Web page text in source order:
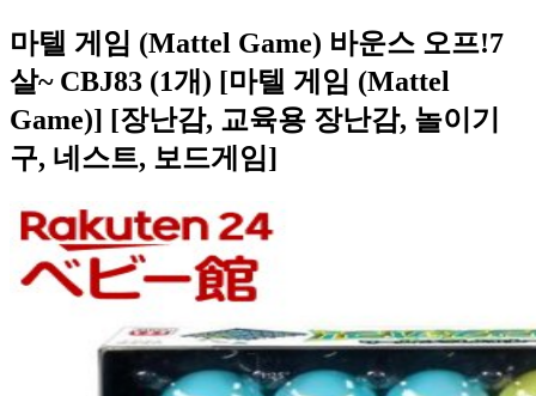
마텔 게임 (Mattel Game) 바운스 오프!7
살~ CBJ83 (1개) [마텔 게임 (Mattel
Game)] [장난감, 교육용 장난감, 놀이기
구, 네스트, 보드게임]